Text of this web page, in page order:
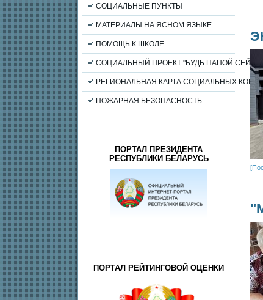
СОЦИАЛЬНЫЕ ПУНКТЫ
МАТЕРИАЛЫ НА ЯСНОМ ЯЗЫКЕ
ПОМОЩЬ К ШКОЛЕ
СОЦИАЛЬНЫЙ ПРОЕКТ "БУДЬ ПАПОЙ
РЕГИОНАЛЬНАЯ КАРТА СОЦИАЛЬНЫХ
ПОЖАРНАЯ БЕЗОПАСНОСТЬ
ПОРТАЛ ПРЕЗИДЕНТА
РЕСПУБЛИКИ БЕЛАРУСЬ
ПОРТАЛ РЕЙТИНГОВОЙ ОЦЕНКИ